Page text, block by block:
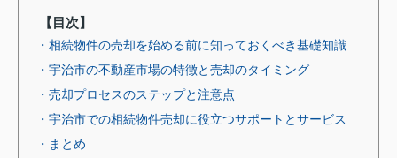
【目次】
・相続物件の売却を始める前に知っておくべき基礎知識
・宇治市の不動産市場の特徴と売却のタイミング
・売却プロセスのステップと注意点
・宇治市での相続物件売却に役立つサポートとサービス
・まとめ